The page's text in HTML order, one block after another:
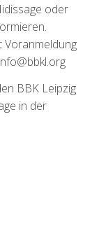
oder
Voranmeldung
BBK Leipzig
in der